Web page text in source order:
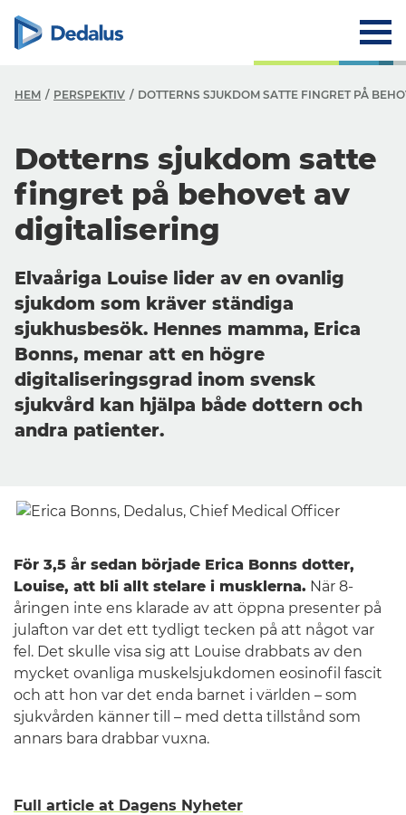
Sverige
HEM PERSPEKTIV DOTTERNS SJUKDOM SATTE FINGRET PÅ
Dotterns sjukdom satte
fingret på behovet av
digitalisering
Elvaåriga Louise lider av en ovanlig
sjukdom som kräver ständiga
sjukhusbesök. Hennes mamma, Erica
Bonns, menar att en högre
digitaliseringsgrad inom svensk
sjukvård kan hjälpa både dottern och
andra patienter.
För 3,5 år sedan började Erica Bonns dotter,
Louise, att bli allt stelare i musklerna. När 8-
åringen inte ens klarade av att öppna presenter på
julafton var det ett tydligt tecken på att något var
fel. Det skulle visa sig att Louise drabbats av den
mycket ovanliga muskelsjukdomen eosinofil fascit
och att hon var det enda barnet i världen – som
sjukvården känner till – med detta tillstånd som
annars bara drabbar vuxna.
Full article at Dagens Nyheter